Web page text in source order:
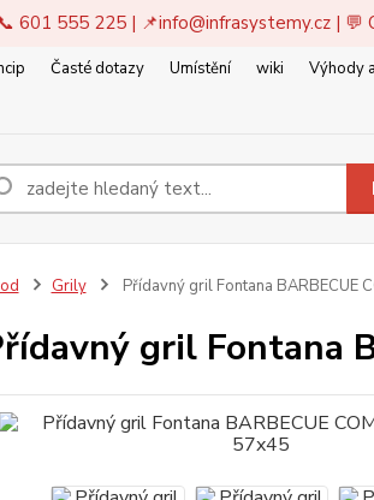
601 555 225 | 📌info@infrasystemy.cz| 💬
Časté dotazy Umístění wiki Výhody
Grily Přídavný gril Fontana BARBECUE
gril Fontana